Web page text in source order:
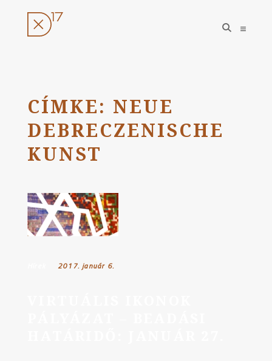
tartalomhoz
open
search
open
CÍMKE: NEUE
DEBRECZENISCHE
KUNST
Posted on:
2017. január 6.